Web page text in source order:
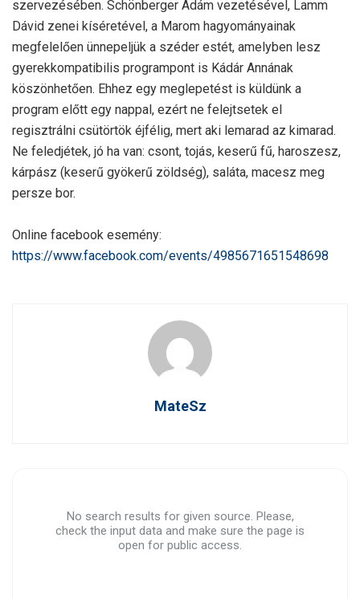
szervezésében. Schönberger Ádám vezetésével, Lamm
Dávid zenei kíséretével, a Marom hagyományainak
megfelelően ünnepeljük a széder estét, amelyben lesz
gyerekkompatibilis programpont is Kádár Annának
köszönhetően. Ehhez egy meglepetést is küldünk a
program előtt egy nappal, ezért ne felejtsetek el
regisztrálni csütörtök éjfélig, mert aki lemarad az kimarad.
Ne feledjétek, jó ha van: csont, tojás, keserű fű, haroszesz,
kárpász (keserű gyökerű zöldség), saláta, macesz meg
persze bor.
Online facebook esemény:
https://www.facebook.com/events/4985671651548698
MateSz
No search results for given source. Please,
check the input data and make sure the page is
open for public access.